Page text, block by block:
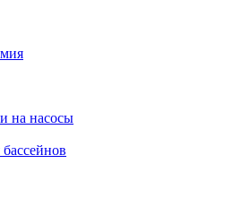
на насосы